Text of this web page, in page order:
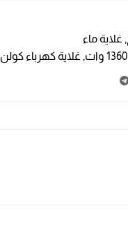
, غلاية ماء
, غلاية كهرباء كولن